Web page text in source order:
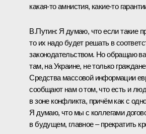
какая‑то амнистия, какие‑то
В.Путин: Я думаю, что если такие
то их надо будет решать в
законодательством. Но обращаю
там, на Украине, не только
Средства массовой информации
сообщают нам о том, что есть и
в зоне конфликта, причём как с
Я думаю, что мы с коллегами
в будущем, главное – прекратить